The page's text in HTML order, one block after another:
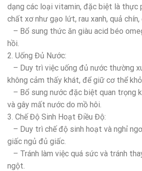
dạng các loại vitamin, đặc biệt là thực
chất xơ như gạo lứt, rau xanh, quả chín,
– Bổ sung thức ăn giàu acid béo
hồi.
2. Uống Đủ Nước:
– Duy trì việc uống đủ nước thường
không cảm thấy khát, để giữ cơ thể
– Bổ sung nước đặc biệt quan trọng
và gây mất nước do mồ hôi.
3. Chế Độ Sinh Hoạt Điều Độ:
– Duy trì chế độ sinh hoạt và nghỉ
giấc ngủ đủ giấc.
– Tránh làm việc quá sức và tránh
ngột.